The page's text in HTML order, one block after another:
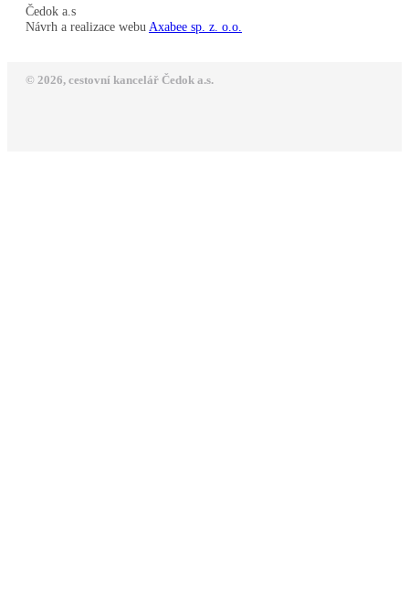
Čedok a.s
Návrh a realizace webu Axabee sp. z. o.o.
© 2026, cestovní kancelář Čedok a.s.